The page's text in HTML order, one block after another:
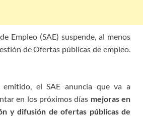
Empleo (SAE) suspende, al menos
de Ofertas públicas de empleo.
emitido, el SAE anuncia que va a
en los próximos días mejoras en
y difusión de ofertas públicas de